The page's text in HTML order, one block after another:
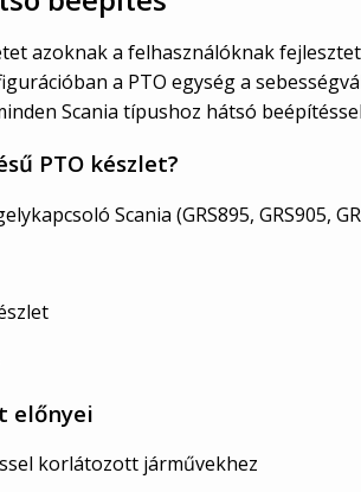
azoknak a felhasználóknak
a PTO egység a
Scania típushoz hátsó beépítéssel
PTO készlet?
Scania (GRS895, GRS905,
előnyei
korlátozott járművekhez